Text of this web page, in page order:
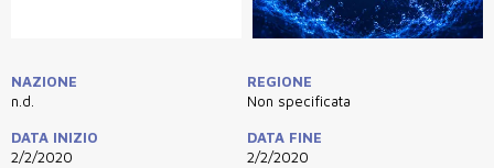
NAZIONE
n.d.
REGIONE
Non specificata
DATA INIZIO
2/2/2020
DATA FINE
2/2/2020